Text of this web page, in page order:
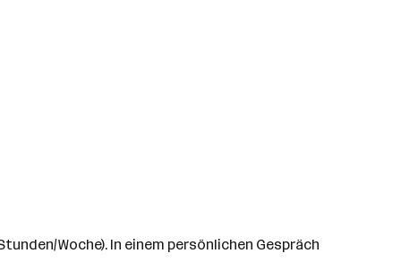
Woche). In einem persönlichen Gespräch